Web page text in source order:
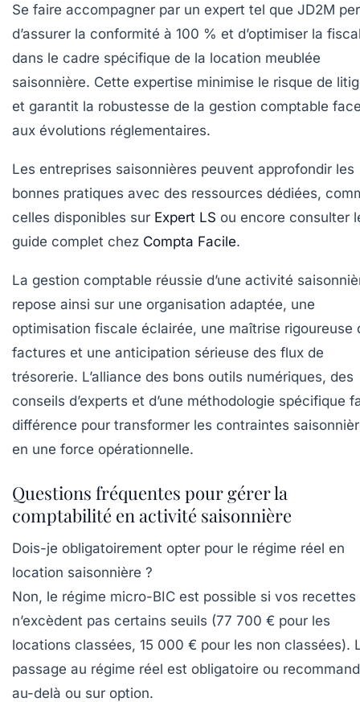
Se faire accompagner par un expert tel que JD2M
d’assurer la conformité à 100 % et d’optimiser la
dans le cadre spécifique de la location meublée
saisonnière. Cette expertise minimise le risque de
et garantit la robustesse de la gestion comptable
aux évolutions réglementaires.
Les entreprises saisonnières peuvent approfondir les
bonnes pratiques avec des ressources dédiées,
celles disponibles sur Expert LS ou encore consulter
guide complet chez Compta Facile.
La gestion comptable réussie d’une activité
repose ainsi sur une organisation adaptée, une
optimisation fiscale éclairée, une maîtrise rigoureuse
factures et une anticipation sérieuse des flux de
trésorerie. L’alliance des bons outils numériques, des
conseils d’experts et d’une méthodologie spécifique
différence pour transformer les contraintes
en une force opérationnelle.
Questions fréquentes pour gérer la
comptabilité en activité saisonnière
Dois-je obligatoirement opter pour le régime réel en
location saisonnière ?
Non, le régime micro-BIC est possible si vos recettes
n’excèdent pas certains seuils (77 700 € pour les
locations classées, 15 000 € pour les non classées).
passage au régime réel est obligatoire ou
au-delà ou sur option.